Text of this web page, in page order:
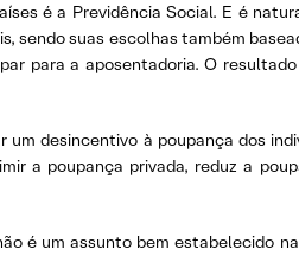
é a Previdência Social. E é
sendo suas escolhas também
para a aposentadoria. O
desincentivo à poupança dos
a poupança privada, reduz a
é um assunto bem estabelecido